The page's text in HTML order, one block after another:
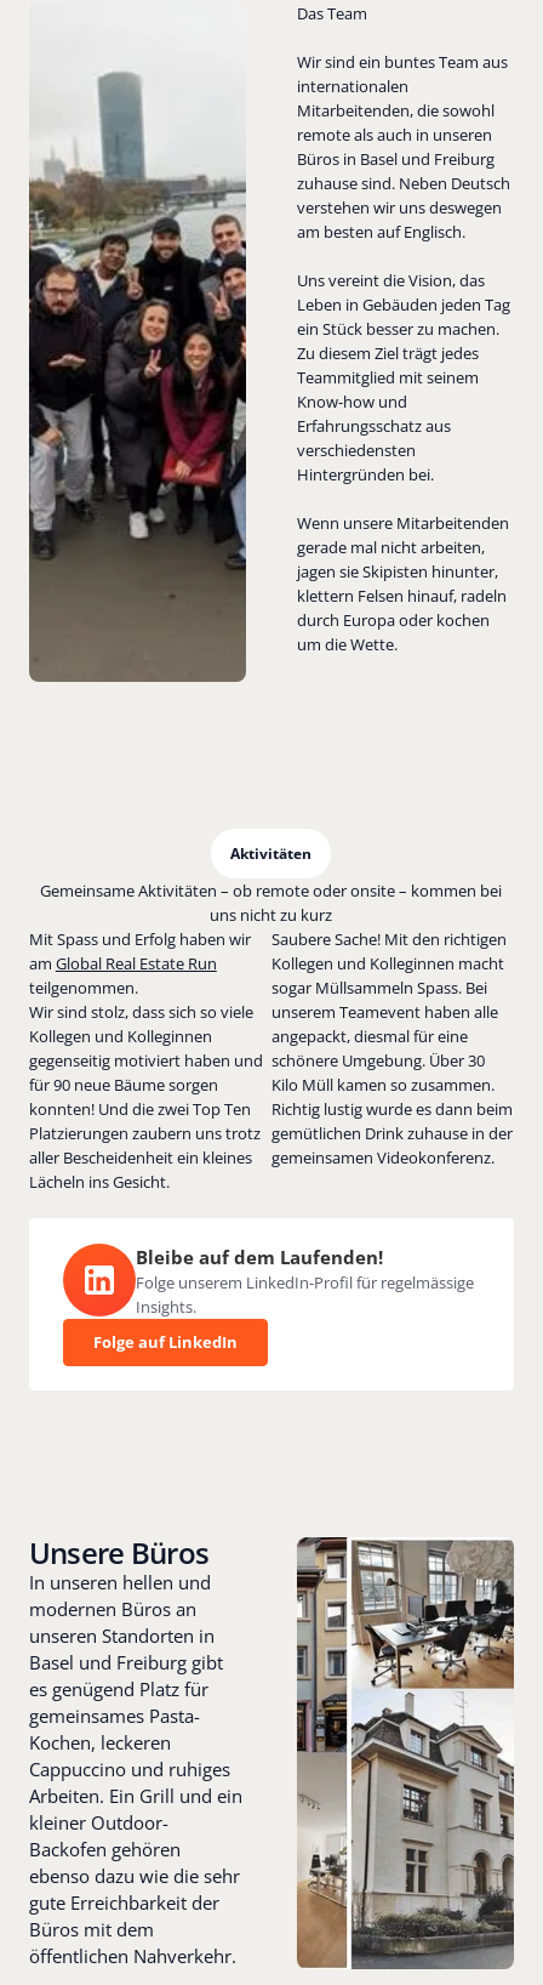
Das Team
Wir sind ein buntes Team aus
internationalen
Mitarbeitenden, die sowohl
remote als auch in unseren
Büros in Basel und Freiburg
zuhause sind. Neben Deutsch
verstehen wir uns deswegen
am besten auf Englisch.
Uns vereint die Vision, das
Leben in Gebäuden jeden Tag
ein Stück besser zu machen.
Zu diesem Ziel trägt jedes
Teammitglied mit seinem
Know-how und
Erfahrungsschatz aus
verschiedensten
Hintergründen bei.
Wenn unsere Mitarbeitenden
gerade mal nicht arbeiten,
jagen sie Skipisten hinunter,
klettern Felsen hinauf, radeln
durch Europa oder kochen
um die Wette.
Aktivitäten
Gemeinsame Aktivitäten – ob remote oder onsite – kommen bei
uns nicht zu kurz
Mit Spass und Erfolg haben wir
am Global Real Estate Run
teilgenommen.
Wir sind stolz, dass sich so viele
Kollegen und Kolleginnen
gegenseitig motiviert haben und
für 90 neue Bäume sorgen
konnten! Und die zwei Top Ten
Platzierungen zaubern uns trotz
aller Bescheidenheit ein kleines
Lächeln ins Gesicht.
Saubere Sache! Mit den richtigen
Kollegen und Kolleginnen macht
sogar Müllsammeln Spass. Bei
unserem Teamevent haben alle
angepackt, diesmal für eine
schönere Umgebung. Über 30
Kilo Müll kamen so zusammen.
Richtig lustig wurde es dann beim
gemütlichen Drink zuhause in der
gemeinsamen Videokonferenz.
Bleibe auf dem Laufenden!
Folge unserem LinkedIn-Profil für regelmässige
Insights.
Folge auf LinkedIn
Folge auf LinkedIn
Unsere Büros
In unseren hellen und
modernen Büros an
unseren Standorten in
Basel und Freiburg gibt
es genügend Platz für
gemeinsames Pasta-
Kochen, leckeren
Cappuccino und ruhiges
Arbeiten. Ein Grill und ein
kleiner Outdoor-
Backofen gehören
ebenso dazu wie die sehr
gute Erreichbarkeit der
Büros mit dem
öffentlichen Nahverkehr.